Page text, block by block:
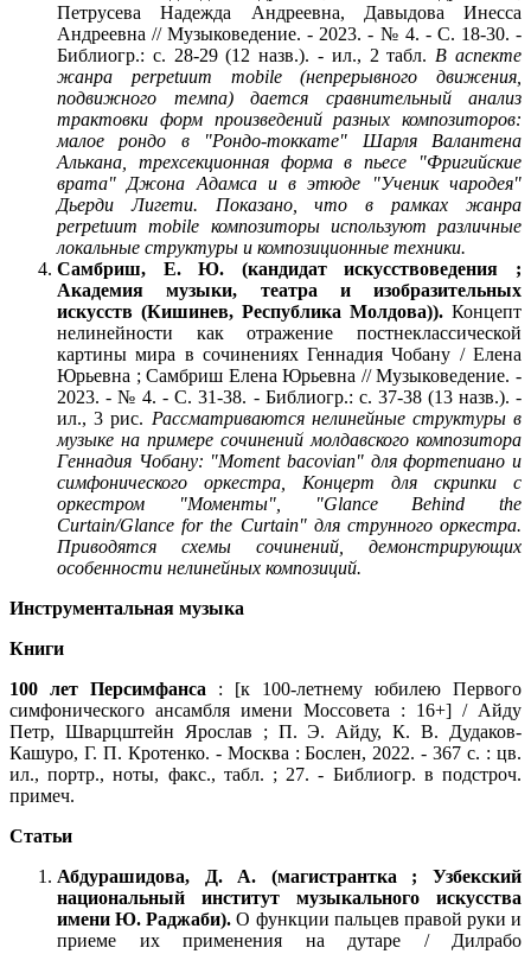
Петрусева Надежда Андреевна, Давыдова Инесса
Андреевна // Музыковедение. - 2023. - № 4. - С. 18-30. -
Библиогр.: с. 28-29 (12 назв.). - ил., 2 табл. В аспекте
жанра perpetuum mobile (непрерывного движения,
подвижного темпа) дается сравнительный анализ
трактовки форм произведений разных композиторов:
малое рондо в "Рондо-токкате" Шарля Валантена
Алькана, трехсекционная форма в пьесе "Фригийские
врата" Джона Адамса и в этюде "Ученик чародея"
Дьерди Лигети. Показано, что в рамках жанра
perpetuum mobile композиторы используют различные
локальные структуры и композиционные техники.
Самбриш, Е. Ю. (кандидат искусствоведения ;
Академия музыки, театра и изобразительных
искусств (Кишинев, Республика Молдова)). Концепт
нелинейности как отражение постнеклассической
картины мира в сочинениях Геннадия Чобану / Елена
Юрьевна ; Самбриш Елена Юрьевна // Музыковедение. -
2023. - № 4. - С. 31-38. - Библиогр.: с. 37-38 (13 назв.). -
ил., 3 рис. Рассматриваются нелинейные структуры в
музыке на примере сочинений молдавского композитора
Геннадия Чобану: "Moment bacovian" для фортепиано и
симфонического оркестра, Концерт для скрипки с
оркестром "Моменты", "Glance Behind the
Curtain/Glance for the Curtain" для струнного оркестра.
Приводятся схемы сочинений, демонстрирующих
особенности нелинейных композиций.
Инструментальная музыка
Книги
100 лет Персимфанса : [к 100-летнему юбилею Первого
симфонического ансамбля имени Моссовета : 16+] / Айду
Петр, Шварцштейн Ярослав ; П. Э. Айду, К. В. Дудаков-
Кашуро, Г. П. Кротенко. - Москва : Бослен, 2022. - 367 с. : цв.
ил., портр., ноты, факс., табл. ; 27. - Библиогр. в подстроч.
примеч.
Статьи
Абдурашидова, Д. А. (магистрантка ; Узбекский
национальный институт музыкального искусства
имени Ю. Раджаби). О функции пальцев правой руки и
приеме их применения на дутаре / Дилрабо